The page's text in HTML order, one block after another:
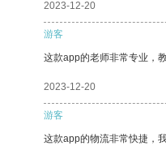
2023-12-20
游客
这款app的老师非常专业，
2023-12-20
游客
这款app的物流非常快捷，